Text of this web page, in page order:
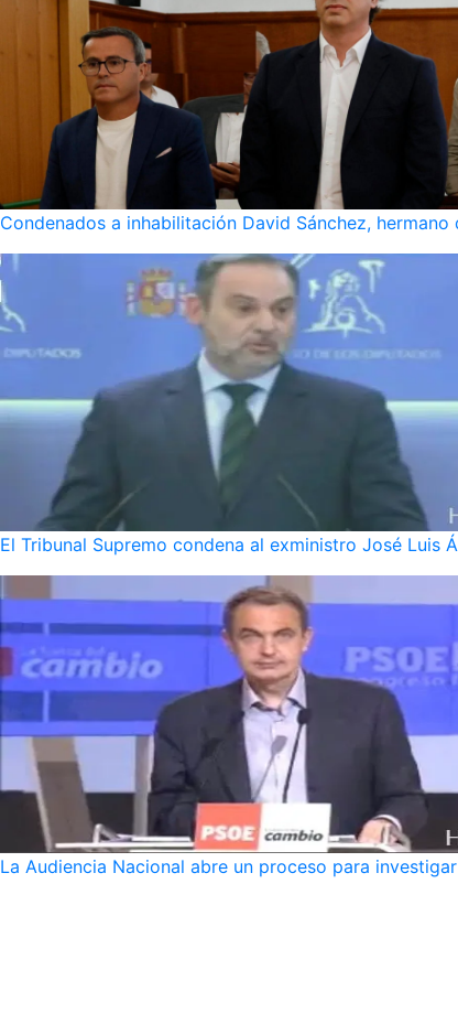
Condenados a inhabilitación David Sánchez,
El Tribunal Supremo condena al exministro José Luis
La Audiencia Nacional abre un proceso para